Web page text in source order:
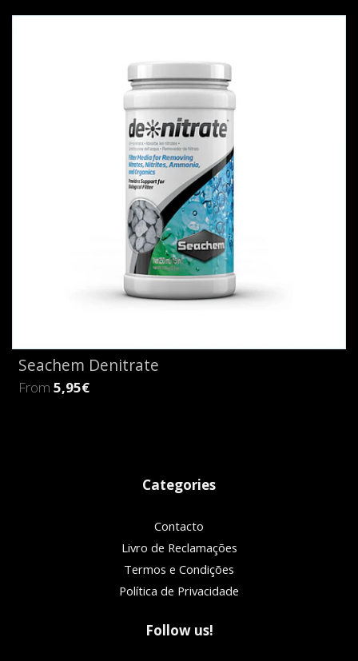
Seachem Denitrate
From 5,95€
Categories
Contacto
Livro de Reclamações
Termos e Condições
Política de Privacidade
Follow us!